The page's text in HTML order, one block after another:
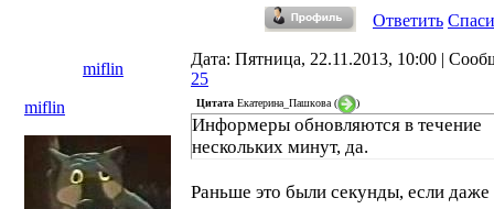
Ответить
miflin
Дата: Пятница, 22.11.2013, 10:00 |
25
miflin
Цитата Екатерина_Пашкова ( )
Информеры обновляются в течение
нескольких минут, да.
Раньше это были секунды, если даже